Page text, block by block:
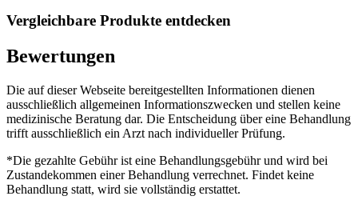
Vergleichbare Produkte entdecken
Bewertungen
Die auf dieser Webseite bereitgestellten Informationen dienen
ausschließlich allgemeinen Informationszwecken und stellen keine
medizinische Beratung dar. Die Entscheidung über eine Behandlung
trifft ausschließlich ein Arzt nach individueller Prüfung.
*Die gezahlte Gebühr ist eine Behandlungsgebühr und wird bei
Zustandekommen einer Behandlung verrechnet. Findet keine
Behandlung statt, wird sie vollständig erstattet.